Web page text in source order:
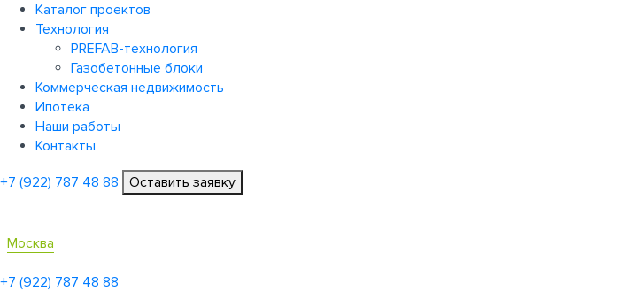
Каталог проектов
Технология
PREFAB-технология
Газобетонные блоки
Коммерческая недвижимость
Ипотека
Наши работы
Контакты
+7 (922) 787 48 88 Оставить заявку
Москва
+7 (922) 787 48 88